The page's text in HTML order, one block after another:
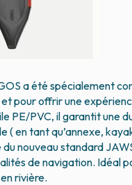
a été spécialement
pour offrir une
PE/PVC, il garantit une
( en tant qu’annexe,
du nouveau standard
de navigation. Idéal
rivière.